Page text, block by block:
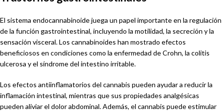
El sistema endocannabinoide juega un papel importante en la regulación
de la función gastrointestinal, incluyendo la motilidad, la secreción y la
sensación visceral. Los cannabinoides han mostrado efectos
beneficiosos en condiciones como la enfermedad de Crohn, la colitis
ulcerosa y el síndrome del intestino irritable.
Los efectos antiinflamatorios del cannabis pueden ayudar a reducir la
inflamación intestinal, mientras que sus propiedades analgésicas
pueden aliviar el dolor abdominal. Además, el cannabis puede estimular